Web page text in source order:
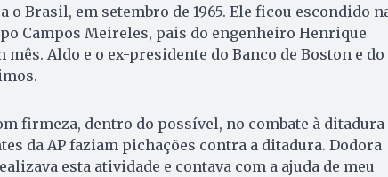
Brasil, em setembro de 1965. Ele ficou escondido
Campos Meireles, pais do engenheiro Henrique
Aldo e o ex-presidente do Banco de Boston e do
firmeza, dentro do possível, no combate à ditadura
da AP faziam pichações contra a ditadura. Dodora
esta atividade e contava com a ajuda de meu